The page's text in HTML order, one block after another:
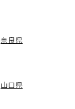
奈良県
山口県